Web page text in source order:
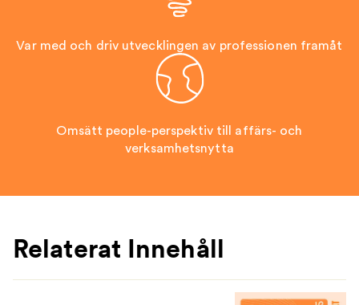
Var med och driv utvecklingen av professionen framåt
Omsätt people-perspektiv till affärs- och
verksamhetsnytta
Relaterat Innehåll